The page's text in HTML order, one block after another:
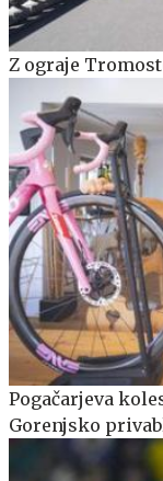
Z ograje
Pogačarjeva
Gorenjsko